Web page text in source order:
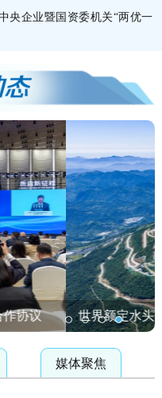
央企业暨国资委机关“两优一
步奖一等奖1项、二等
大会、中国科协第十一次全
绩观学习教育专题党
长刘祖雄以《牢固树立和践
最大抽蓄电站全面投产
媒体聚焦